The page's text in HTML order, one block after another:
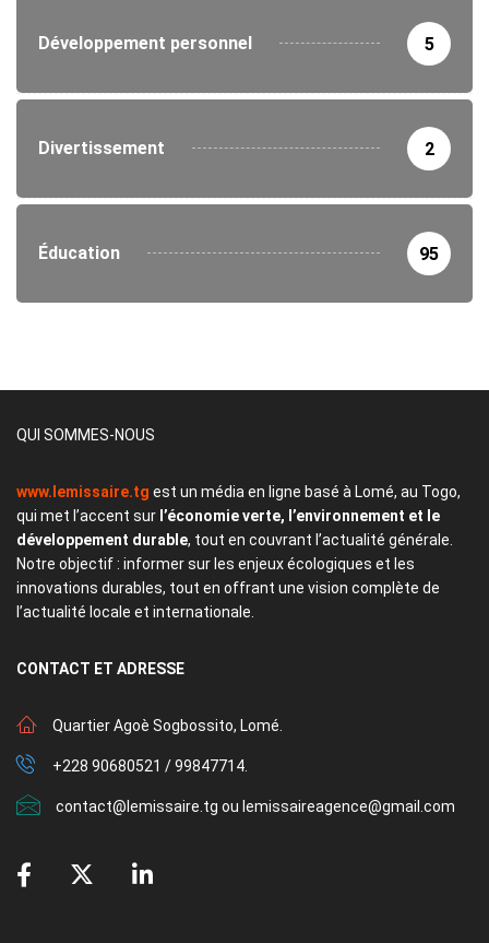
Développement personnel 5
Divertissement 2
Éducation 95
QUI SOMMES-NOUS
www.lemissaire.tg est un média en ligne basé à Lomé, au Togo,
qui met l’accent sur l’économie verte, l’environnement et le
développement durable, tout en couvrant l’actualité générale.
Notre objectif : informer sur les enjeux écologiques et les
innovations durables, tout en offrant une vision complète de
l’actualité locale et internationale.
CONTACT ET ADRESSE
Quartier Agoè Sogbossito, Lomé.
+228 90680521 / 99847714.
contact@lemissaire.tg ou lemissaireagence@gmail.com